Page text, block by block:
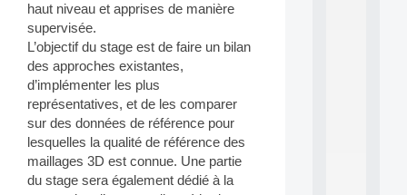
haut niveau et apprises de manière
supervisée.
L’objectif du stage est de faire un bilan
des approches existantes,
d’implémenter les plus
représentatives, et de les comparer
sur des données de référence pour
lesquelles la qualité de référence des
maillages 3D est connue. Une partie
du stage sera également dédié à la